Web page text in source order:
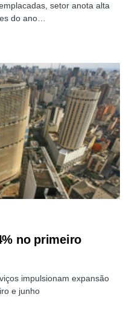
setor anota alta
do ano…
no primeiro
impulsionam expansão
e junho